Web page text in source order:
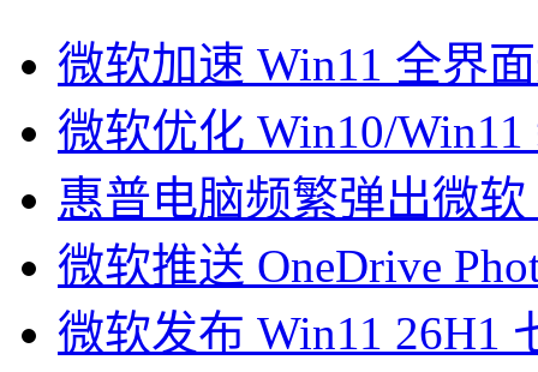
微软加速 Win11 全界
微软优化 Win10/
惠普电脑频繁弹出微
微软推送 OneDrive
微软发布 Win11 26H1